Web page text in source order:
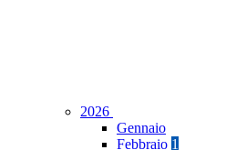
2026
Gennaio
Febbraio 1